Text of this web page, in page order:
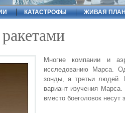
КАТАСТРОФЫ ЖИВАЯ
Многие компании и
исследованию Марса.
зонды, а третьи людей.
вариант изучения
вместо боеголовок несут